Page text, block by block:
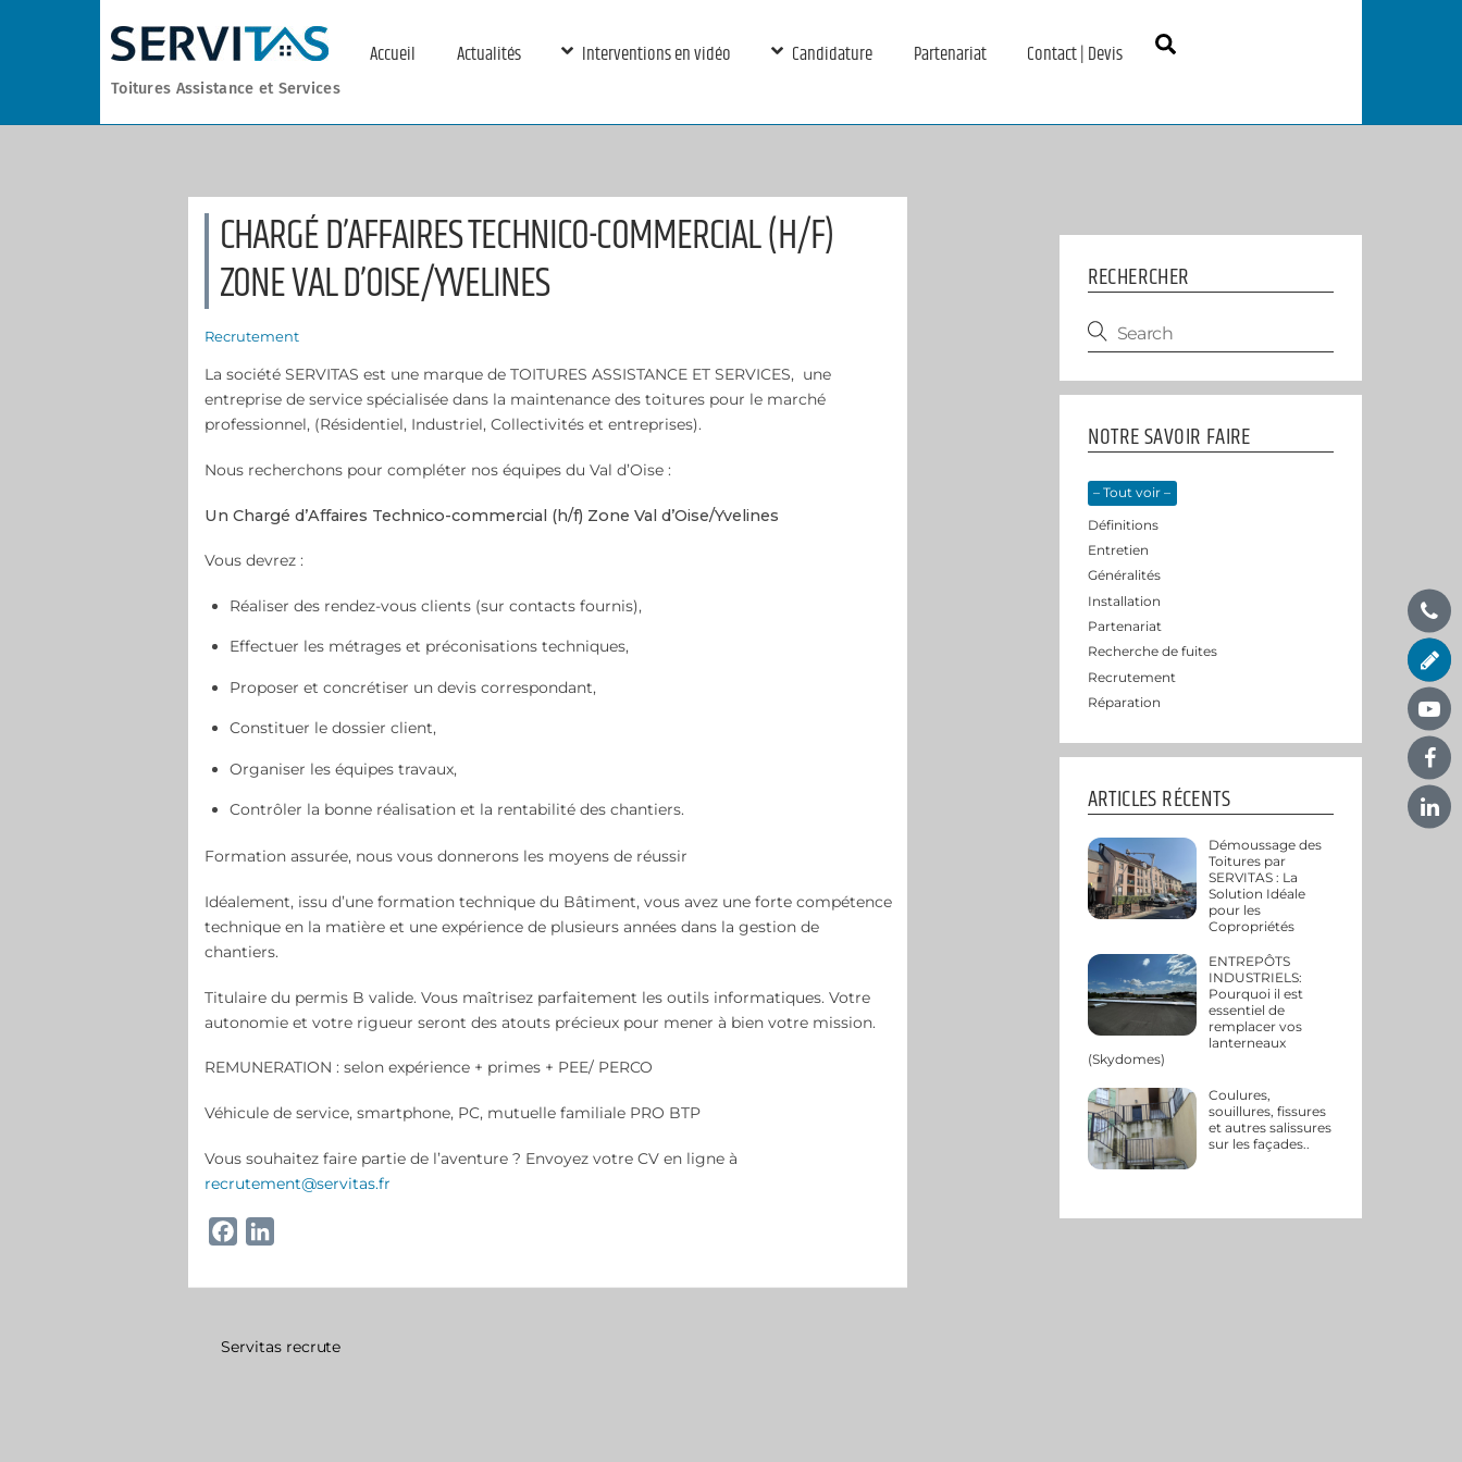
Toitures Assistance et Services
Search
Accueil Actualités Interventions en vidéo Candidature Partenariat Contact | Devis
CHARGÉ D’AFFAIRES TECHNICO-COMMERCIAL (H/F)
ZONE VAL D’OISE/YVELINES
Recrutement
La société SERVITAS est une marque de TOITURES ASSISTANCE ET SERVICES, une
entreprise de service spécialisée dans la maintenance des toitures pour le marché
professionnel, (Résidentiel, Industriel, Collectivités et entreprises).
Nous recherchons pour compléter nos équipes du Val d’Oise :
Un Chargé d’Affaires Technico-commercial (h/f) Zone Val d’Oise/Yvelines
Vous devrez :
Réaliser des rendez-vous clients (sur contacts fournis),
Effectuer les métrages et préconisations techniques,
Proposer et concrétiser un devis correspondant,
Constituer le dossier client,
Organiser les équipes travaux,
Contrôler la bonne réalisation et la rentabilité des chantiers.
Formation assurée, nous vous donnerons les moyens de réussir
Idéalement, issu d’une formation technique du Bâtiment, vous avez une forte compétence
technique en la matière et une expérience de plusieurs années dans la gestion de
chantiers.
Titulaire du permis B valide. Vous maîtrisez parfaitement les outils informatiques. Votre
autonomie et votre rigueur seront des atouts précieux pour mener à bien votre mission.
REMUNERATION : selon expérience + primes + PEE/ PERCO
Véhicule de service, smartphone, PC, mutuelle familiale PRO BTP
Vous souhaitez faire partie de l’aventure ? Envoyez votre CV en ligne à
recrutement@servitas.fr
c
b
n
e
Servitas recrute
RECHERCHER
NOTRE SAVOIR FAIRE
– Tout voir –
Définitions
Entretien
Généralités
Installation
Partenariat
Recherche de fuites
Recrutement
Réparation
ARTICLES RÉCENTS
Démoussage des
Toitures par
SERVITAS : La
Solution Idéale
pour les
Copropriétés
ENTREPÔTS
INDUSTRIELS:
Pourquoi il est
essentiel de
remplacer vos
lanterneaux
(Skydomes)
Coulures,
souillures, fissures
et autres salissures
sur les façades..